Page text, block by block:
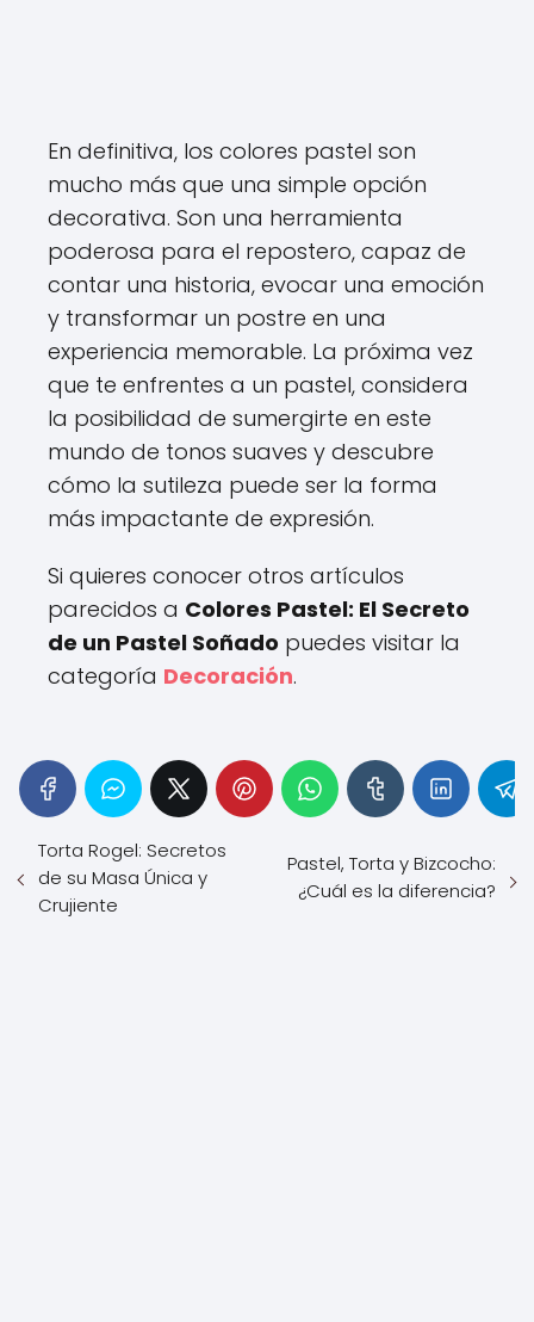
En definitiva, los colores pastel son
mucho más que una simple opción
decorativa. Son una herramienta
poderosa para el repostero, capaz de
contar una historia, evocar una emoción
y transformar un postre en una
experiencia memorable. La próxima vez
que te enfrentes a un pastel, considera
la posibilidad de sumergirte en este
mundo de tonos suaves y descubre
cómo la sutileza puede ser la forma
más impactante de expresión.
Si quieres conocer otros artículos
parecidos a Colores Pastel: El Secreto
de un Pastel Soñado puedes visitar la
categoría Decoración.
Torta Rogel: Secretos
de su Masa Única y
Crujiente
Pastel, Torta y Bizcocho:
¿Cuál es la diferencia?